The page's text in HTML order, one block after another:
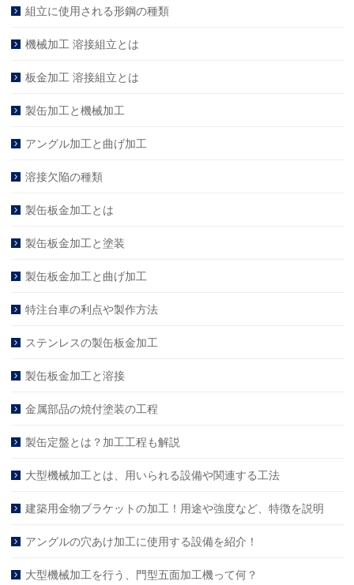
組立に使用される形鋼の種類
機械加工 溶接組立とは
板金加工 溶接組立とは
製缶加工と機械加工
アングル加工と曲げ加工
溶接欠陥の種類
製缶板金加工とは
製缶板金加工と塗装
製缶板金加工と曲げ加工
特注台車の利点や製作方法
ステンレスの製缶板金加工
製缶板金加工と溶接
金属部品の焼付塗装の工程
製缶定盤とは？加工工程も解説
大型機械加工とは、用いられる設備や関連する工法
建築用金物ブラケットの加工！用途や強度など、特徴を説明
アングルの穴あけ加工に使用する設備を紹介！
大型機械加工を行う、門型五面加工機って何？